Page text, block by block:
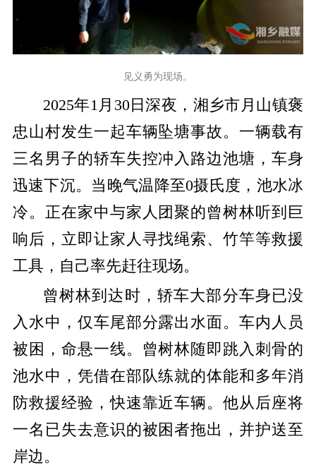
见义勇为现场。
2025年1月30日深夜，湘乡市月山镇褒
忠山村发生一起车辆坠塘事故。一辆载有
三名男子的轿车失控冲入路边池塘，车身
迅速下沉。当晚气温降至0摄氏度，池水冰
冷。正在家中与家人团聚的曾树林听到巨
响后，立即让家人寻找绳索、竹竿等救援
工具，自己率先赶往现场。
曾树林到达时，轿车大部分车身已没
入水中，仅车尾部分露出水面。车内人员
被困，命悬一线。曾树林随即跳入刺骨的
池水中，凭借在部队练就的体能和多年消
防救援经验，快速靠近车辆。他从后座将
一名已失去意识的被困者拖出，并护送至
岸边。